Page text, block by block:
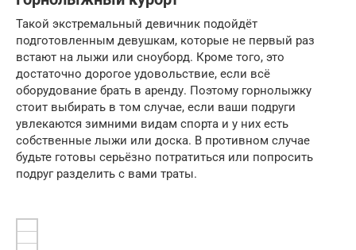
Такой экстремальный девичник подойдёт
подготовленным девушкам, которые не первый раз
встают на лыжи или сноуборд. Кроме того, это
достаточно дорогое удовольствие, если всё
оборудование брать в аренду. Поэтому горнолыжку
стоит выбирать в том случае, если ваши подруги
увлекаются зимними видам спорта и у них есть
собственные лыжи или доска. В противном случае
будьте готовы серьёзно потратиться или попросить
подруг разделить с вами траты.